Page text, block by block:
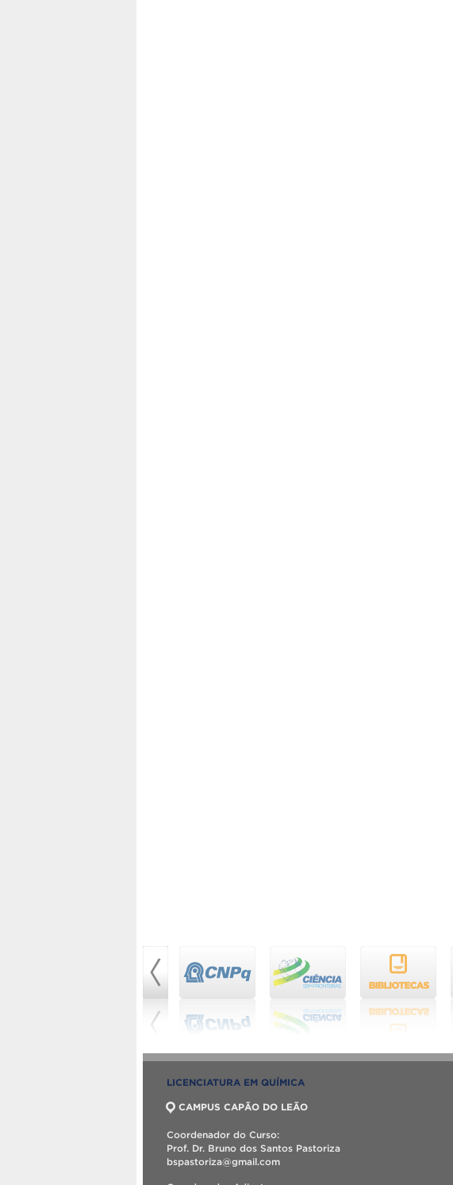
LICENCIATURA EM QUÍMICA
CAMPUS CAPÃO DO LEÃO
Coordenador do Curso:
Prof. Dr. Bruno dos Santos Pastoriza
bspastoriza@gmail.com